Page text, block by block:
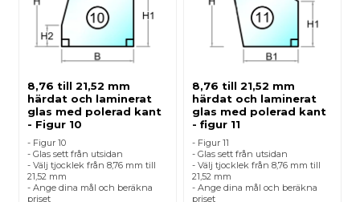
8,76 till 21,52 mm
härdat och laminerat
glas med polerad kant
- Figur 10
- Figur 10
- Glas sett från utsidan
- Välj tjocklek från 8,76 mm till
21,52 mm
- Ange dina mål och beräkna
priset
8,76 till 21,52 mm
härdat och laminerat
glas med polerad kant
- figur 11
- Figur 11
- Glas sett från utsidan
- Välj tjocklek från 8,76 mm till
21,52 mm
- Ange dina mål och beräkna
priset